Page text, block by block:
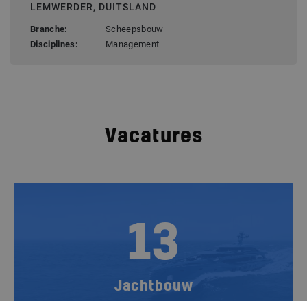
LEMWERDER, DUITSLAND
Branche:
Scheepsbouw
Disciplines:
Management
Vacatures
13
Jachtbouw